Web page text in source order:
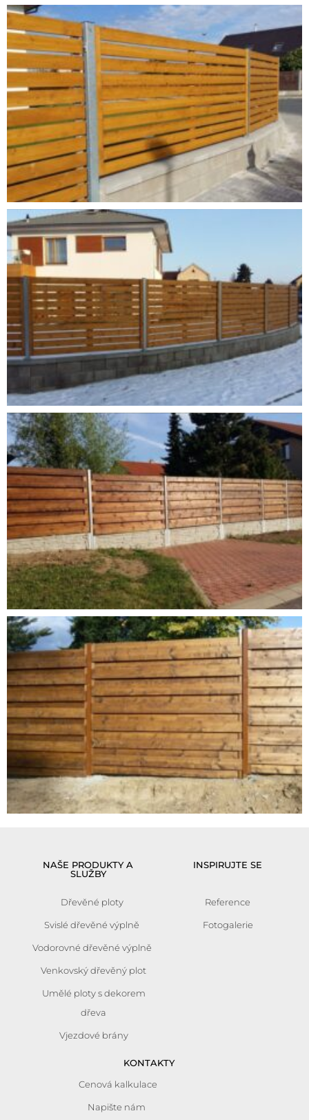
NAŠE PRODUKTY A
SLUŽBY
Dřevěné ploty
Svislé dřevěné výplně
Vodorovné dřevěné výplně
Venkovský dřevěný plot
Umělé ploty s dekorem
dřeva
Vjezdové brány
INSPIRUJTE SE
Reference
Fotogalerie
KONTAKTY
Cenová kalkulace
Napište nám